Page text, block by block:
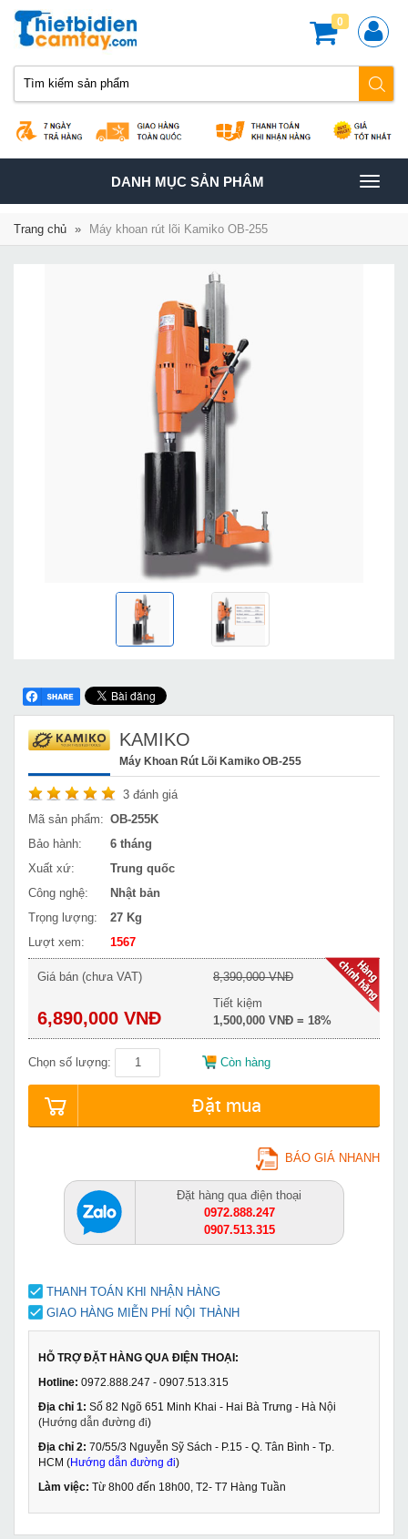
0
TOGGLE
NAVIGATION
DANH MỤC SẢN PHÂM
Trang chủ » Máy khoan rút lõi Kamiko OB-255
KAMIKO
Máy Khoan Rút Lõi Kamiko OB-255
3 đánh giá
Mã sản phẩm: OB-255K
Bảo hành:
6 tháng
Xuất xứ:
Trung quốc
Công nghệ:
Nhật bản
Trọng lượng:
27 Kg
Lượt xem:
1567
Giá bán (chưa VAT)
6,890,000 VNĐ
8,390,000 VNĐ
Tiết kiệm
1,500,000 VNĐ = 18%
Chọn số lượng: Còn hàng
Đặt mua
BÁO GIÁ NHANH
Đặt hàng qua điện thoại
0972.888.247
0907.513.315
THANH TOÁN KHI NHẬN HÀNG
GIAO HÀNG MIỄN PHÍ NỘI THÀNH
HỖ TRỢ ĐẶT HÀNG QUA ĐIỆN THOẠI:
Hotline: 0972.888.247 - 0907.513.315
Địa chỉ 1: Số 82 Ngõ 651 Minh Khai - Hai Bà Trưng - Hà Nội
(Hướng dẫn đường đi)
Địa chỉ 2: 70/55/3 Nguyễn Sỹ Sách - P.15 - Q. Tân Bình - Tp.
HCM (Hướng dẫn đường đi)
Làm việc: Từ 8h00 đến 18h00, T2- T7 Hàng Tuần